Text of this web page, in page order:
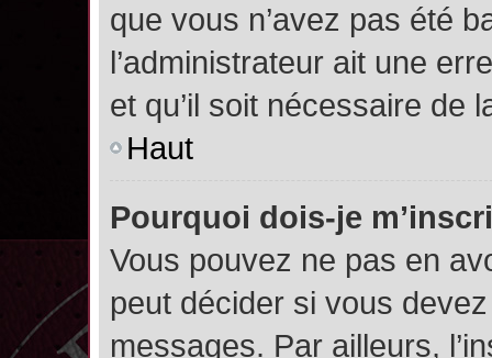
que vous n’avez pas été
l’administrateur ait une
et qu’il soit nécessaire de
Haut
Pourquoi dois-je
Vous pouvez ne pas en
peut décider si vous
messages. Par ailleurs,